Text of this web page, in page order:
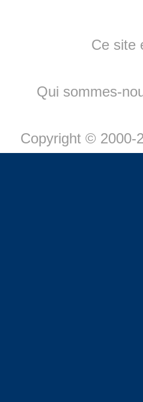
Ce site
Qui sommes-
Copyright © 2000-